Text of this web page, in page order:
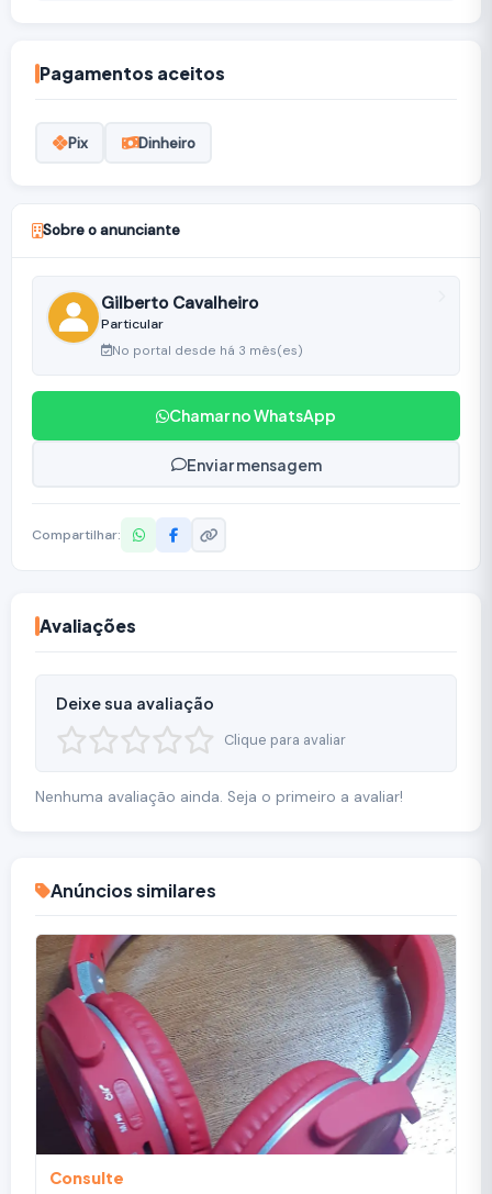
Pagamentos aceitos
Pix Dinheiro
Sobre o anunciante
Gilberto Cavalheiro
Particular
No portal desde há 3 mês(es)
Chamar no WhatsApp
Enviar mensagem
Compartilhar:
Avaliações
Deixe sua avaliação
Clique para avaliar
Nenhuma avaliação ainda. Seja o primeiro a avaliar!
Anúncios similares
Consulte